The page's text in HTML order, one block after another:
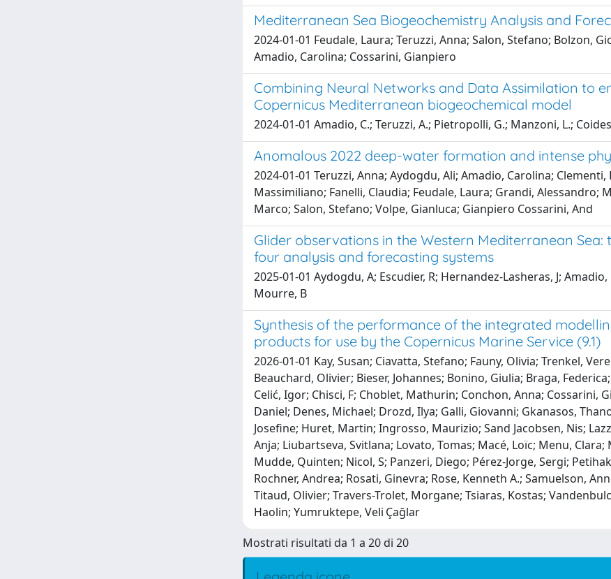
Mediterranean Sea Biogeochemistry Analysis and
2024-01-01 Feudale, Laura; Teruzzi, Anna; Salon, Stefano; Bolzon,
Amadio, Carolina; Cossarini, Gianpiero
Combining Neural Networks and Data Assimilation to
Copernicus Mediterranean biogeochemical model
2024-01-01 Amadio, C.; Teruzzi, A.; Pietropolli, G.; Manzoni, L.;
Anomalous 2022 deep-water formation and intense
2024-01-01 Teruzzi, Anna; Aydogdu, Ali; Amadio, Carolina;
Massimiliano; Fanelli, Claudia; Feudale, Laura; Grandi, Alessandro;
Marco; Salon, Stefano; Volpe, Gianluca; Gianpiero Cossarini, And
Glider observations in the Western Mediterranean
four analysis and forecasting systems
2025-01-01 Aydogdu, A; Escudier, R; Hernandez-Lasheras, J;
Mourre, B
Synthesis of the performance of the integrated
products for use by the Copernicus Marine Service (9.1)
2026-01-01 Kay, Susan; Ciavatta, Stefano; Fauny, Olivia; Trenkel,
Beauchard, Olivier; Bieser, Johannes; Bonino, Giulia; Braga,
Celić, Igor; Chisci, F; Choblet, Mathurin; Conchon, Anna; Cossarini,
Daniel; Denes, Michael; Drozd, Ilya; Galli, Giovanni; Gkanasos,
Josefine; Huret, Martin; Ingrosso, Maurizio; Sand Jacobsen, Nis;
Anja; Liubartseva, Svitlana; Lovato, Tomas; Macé, Loïc; Menu,
Mudde, Quinten; Nicol, S; Panzeri, Diego; Pérez-Jorge, Sergi;
Rochner, Andrea; Rosati, Ginevra; Rose, Kenneth A.; Samuelson,
Titaud, Olivier; Travers-Trolet, Morgane; Tsiaras, Kostas;
Haolin; Yumruktepe, Veli Çağlar
Mostrati risultati da 1 a 20 di 20